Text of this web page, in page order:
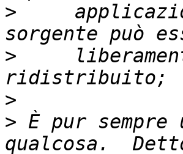
>
>
>
> È pur